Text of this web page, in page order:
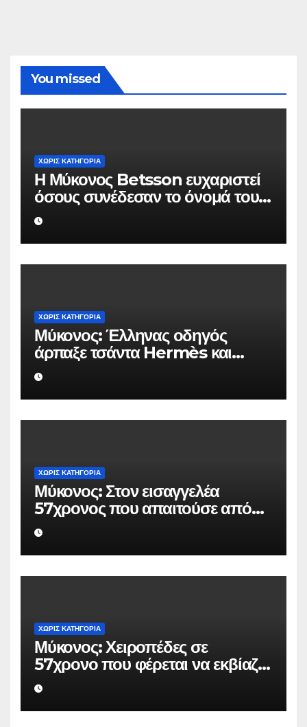
You missed
ΧΩΡΊΣ ΚΑΤΗΓΟΡΊΑ
Η Μύκονος Betsson ευχαριστεί
όσους συνέδεσαν το όνομά τους
με την ιστορική χρονιά
ΧΩΡΊΣ ΚΑΤΗΓΟΡΊΑ
Μύκονος: Έλληνας οδηγός
άρπαξε τσάντα Hermès και
Rolex αξίας 75.000 ευρώ από
Ουκρανό τουρίστα
ΧΩΡΊΣ ΚΑΤΗΓΟΡΊΑ
Μύκονος: Στον εισαγγελέα
57χρονος που απαιτούσε από
επιχειρηματία 80.000 ευρώ για
να μην κάνει καταγγελίες σε
βάρος του
ΧΩΡΊΣ ΚΑΤΗΓΟΡΊΑ
Μύκονος: Χειροπέδες σε
57χρονο που φέρεται να εκβίαζε
επιχείρηση για να «θάψει»
ψευδείς καταγγελίες – Η παγίδα
που του έστησε η ΕΛ.ΑΣ.